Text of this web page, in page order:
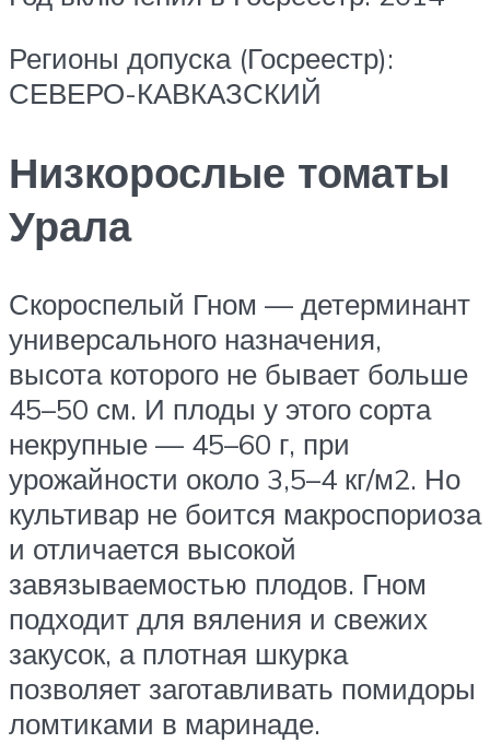
Регионы допуска (Госреестр):
СЕВЕРО-КАВКАЗСКИЙ
Низкорослые томаты
Урала
Скороспелый Гном — детерминант
универсального назначения,
высота которого не бывает больше
45–50 см. И плоды у этого сорта
некрупные — 45–60 г, при
урожайности около 3,5–4 кг/м2. Но
культивар не боится макроспориоза
и отличается высокой
завязываемостью плодов. Гном
подходит для вяления и свежих
закусок, а плотная шкурка
позволяет заготавливать помидоры
ломтиками в маринаде.